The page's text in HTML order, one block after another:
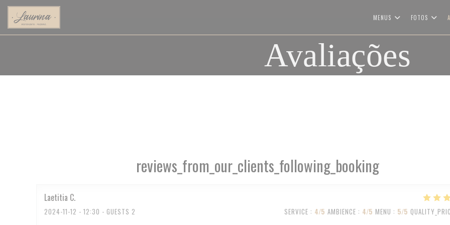
Painel de Gerenciamento de Cookies
MENUS FOTOS
Avaliações
reviews_from_our_clients_following_booking
Laetitia C
2024-11-12 - 12:30 - GUESTS 2 SERVICE : 4/5 AMBIENCE : 4/5 MENU : 5/5